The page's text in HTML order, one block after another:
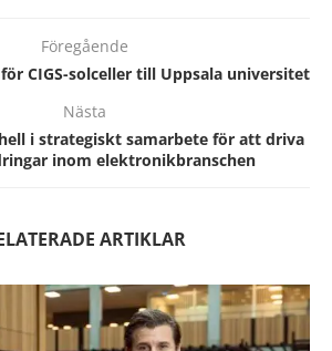
Föregående
CIGS-solceller till Uppsala universitet
Nästa
i strategiskt samarbete för att driva
inom elektronikbranschen
ARTIKLAR